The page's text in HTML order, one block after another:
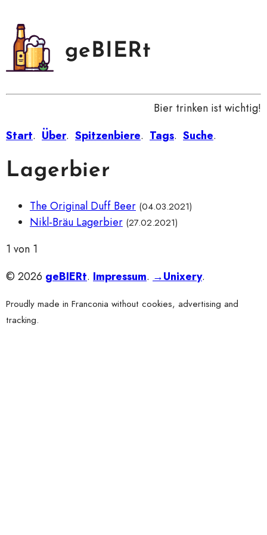
geBIERt
Bier trinken ist wichtig!
Start. Über. Spitzenbiere. Tags. Suche.
Lagerbier
The Original Duff Beer (04.03.2021)
Nikl-Bräu Lagerbier (27.02.2021)
1 von 1
© 2026 geBIERt. Impressum. →Unixery.
Proudly made in Franconia without cookies, advertising and
tracking.